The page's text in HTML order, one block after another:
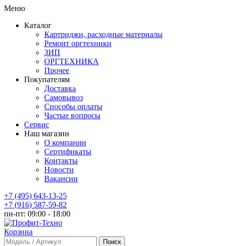
Меню
Каталог
Картриджи, расходные материалы
Ремонт оргтехники
ЗИП
ОРГТЕХНИКА
Прочее
Покупателям
Доставка
Самовывоз
Способы оплаты
Частые вопросы
Сервис
Наш магазин
О компании
Сертификаты
Контакты
Новости
Вакансии
+7 (495) 643-13-25
+7 (916) 587-59-82
пн-пт: 09:00 - 18:00
Корзина